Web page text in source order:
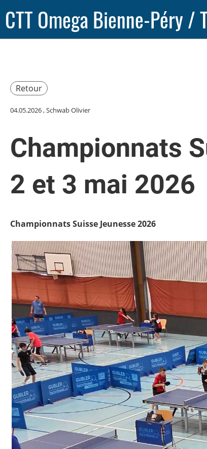
CTT Omega Bienne-Péry /
Retour
04.05.2026, Schwab Olivier
Championnats
2 et 3 mai 2026
Championnats Suisse Jeunesse 2026